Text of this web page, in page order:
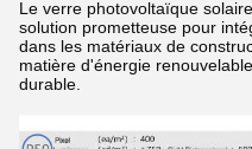
Le verre photovoltaïque
solution prometteuse pour
dans les matériaux de
matière d'énergie
durable.